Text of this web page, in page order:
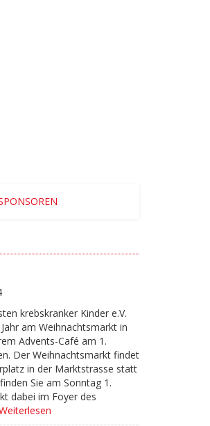
krebskranker Kinder e.V.
am Weihnachtsmarkt in
Advents-Café am 1.
Der Weihnachtsmarkt findet
in der Marktstrasse statt
Sie am Sonntag 1.
dabei im Foyer des